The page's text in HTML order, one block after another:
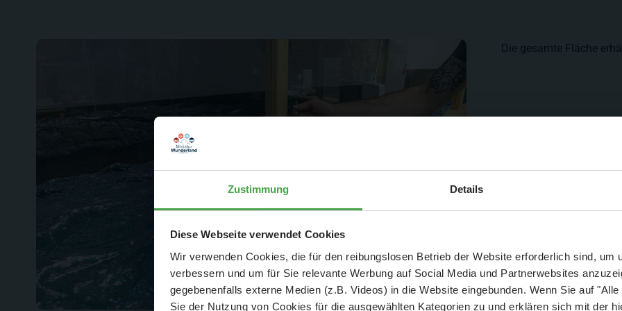
Zustimmung Details
Diese Webseite verwendet Cookies
Wir verwenden Cookies, die für den reibungslosen Betrieb der Website erforderlich sind, um
verbessern und um für Sie relevante Werbung auf Social Media und Partnerwebsites
gegebenenfalls externe Medien (z.B. Videos) in die Website eingebunden. Wenn Sie auf
Sie der Nutzung von Cookies für die ausgewählten Kategorien zu und erklären sich mit der
Die gesamte Fläche
Aktuelle Mitteilung
Der Spar-Hammer: 25 % Ersparnis bei Große Pötte & kleine
und September - ohne Wartezeit
- Abendliche Hafenrundfahrt/Lichterfahrt 🛥️
- anschließender Wunderland-BesuchOHNEWartezeit 🚂